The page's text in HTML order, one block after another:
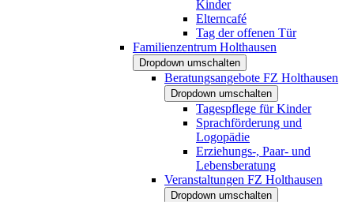
Kinder
Elterncafé
Tag der offenen Tür
Familienzentrum Holthausen
Dropdown umschalten
Beratungsangebote FZ Holthausen
Dropdown umschalten
Tagespflege für Kinder
Sprachförderung und
Logopädie
Erziehungs-, Paar- und
Lebensberatung
Veranstaltungen FZ Holthausen
Dropdown umschalten